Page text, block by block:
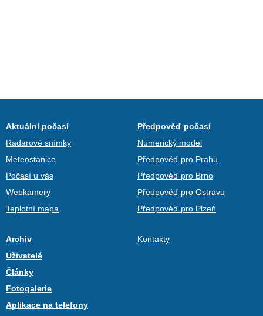
Aktuální počasí
Radarové snímky
Meteostanice
Počasí u vás
Webkamery
Teplotní mapa
Předpověď počasí
Numerický model
Předpověď pro Prahu
Předpověď pro Brno
Předpověď pro Ostravu
Předpověď pro Plzeň
Archiv
Uživatelé
Články
Fotogalerie
Aplikace na telefony
Kontakty